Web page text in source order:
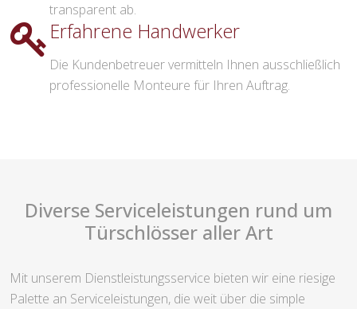
transparent ab.
Erfahrene Handwerker
Die Kundenbetreuer vermitteln Ihnen ausschließlich
professionelle Monteure für Ihren Auftrag.
Diverse Serviceleistungen rund um
Türschlösser aller Art
Mit unserem Dienstleistungsservice bieten wir eine riesige
Palette an Serviceleistungen, die weit über die simple